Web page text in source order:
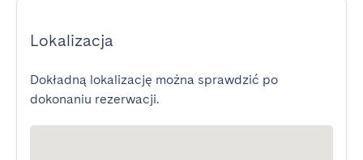
Lokalizacja
Dokładną lokalizację można sprawdzić po
dokonaniu rezerwacji.